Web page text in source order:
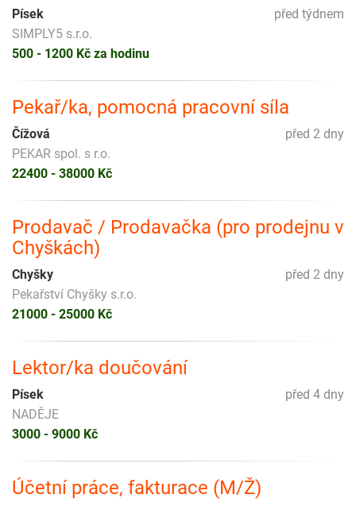
před týdnem
Písek
SIMPLY5 s.r.o.
500 - 1200 Kč za hodinu
Pekař/ka, pomocná pracovní síla
před 2 dny
Čížová
PEKAR spol. s r.o.
22400 - 38000 Kč
Prodavač / Prodavačka (pro prodejnu v
Chyškách)
před 2 dny
Chyšky
Pekařství Chyšky s.r.o.
21000 - 25000 Kč
Lektor/ka doučování
před 4 dny
Písek
NADĚJE
3000 - 9000 Kč
Účetní práce, fakturace (M/Ž)